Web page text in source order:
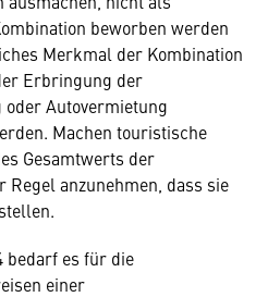
beworben werden
Merkmal der Kombination
Erbringung der
Autovermietung
Machen touristische
Gesamtwerts der
Regel anzunehmen, dass sie
bedarf es für die
einer